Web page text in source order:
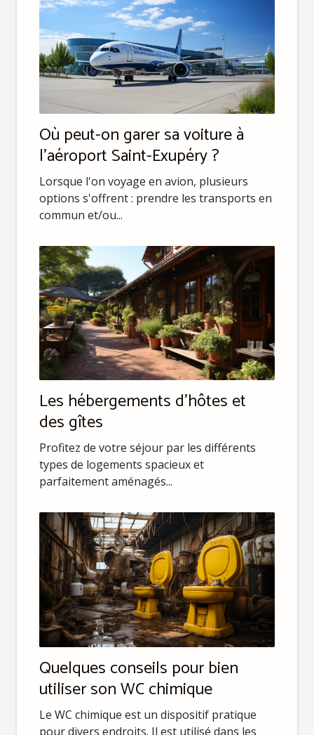
Où peut-on garer sa voiture à
l'aéroport Saint-Exupéry ?
Lorsque l'on voyage en avion, plusieurs
options s'offrent : prendre les transports en
commun et/ou...
Les hébergements d’hôtes et
des gîtes
Profitez de votre séjour par les différents
types de logements spacieux et
parfaitement aménagés...
Quelques conseils pour bien
utiliser son WC chimique
Le WC chimique est un dispositif pratique
pour divers endroits. Il est utilisé dans les